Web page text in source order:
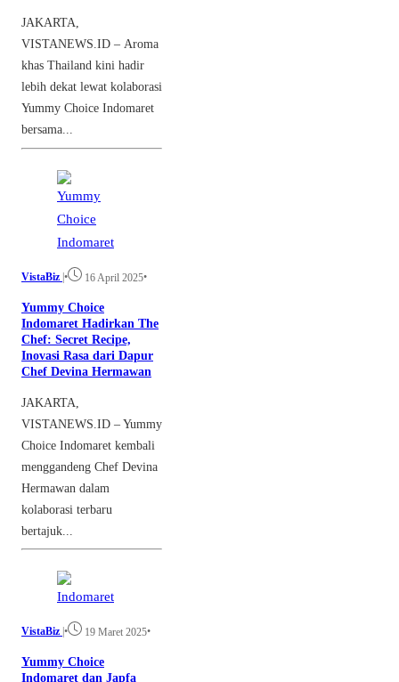
JAKARTA,
VISTANEWS.ID – Aroma
khas Thailand kini hadir
lebih dekat lewat kolaborasi
Yummy Choice Indomaret
bersama...
VistaBiz |• 16 April 2025•
Yummy Choice
Indomaret Hadirkan The
Chef: Secret Recipe,
Inovasi Rasa dari Dapur
Chef Devina Hermawan
JAKARTA,
VISTANEWS.ID – Yummy
Choice Indomaret kembali
menggandeng Chef Devina
Hermawan dalam
kolaborasi terbaru
bertajuk...
VistaBiz • 19 Maret 2025•
Yummy Choice
Indomaret dan Japfa